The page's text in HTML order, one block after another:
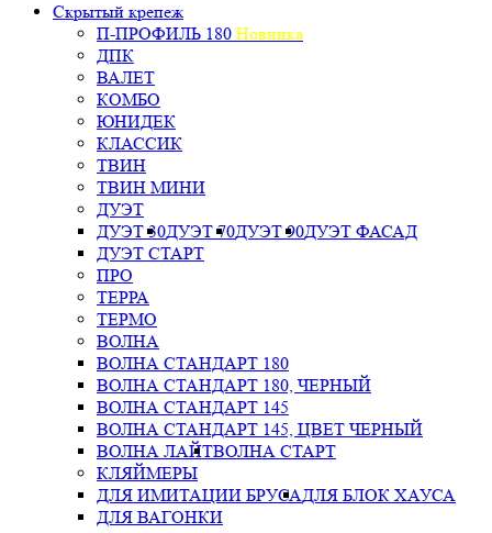
Скрытый крепеж
П-ПРОФИЛЬ 180 Новинка
ДПК
ВАЛЕТ
КОМБО
ЮНИДЕК
КЛАССИК
ТВИН
ТВИН МИНИ
ДУЭТ
ДУЭТ 30ДУЭТ 70ДУЭТ 90ДУЭТ ФАСАД
ДУЭТ СТАРТ
ПРО
ТЕРРА
ТЕРМО
ВОЛНА
ВОЛНА СТАНДАРТ 180
ВОЛНА СТАНДАРТ 180, ЧЕРНЫЙ
ВОЛНА СТАНДАРТ 145
ВОЛНА СТАНДАРТ 145, ЦВЕТ ЧЕРНЫЙ
ВОЛНА ЛАЙТВОЛНА СТАРТ
КЛЯЙМЕРЫ
ДЛЯ ИМИТАЦИИ БРУСАДЛЯ БЛОК ХАУСА
ДЛЯ ВАГОНКИ